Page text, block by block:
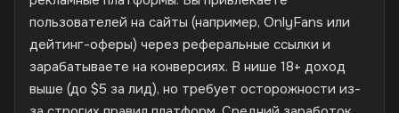
пользователей на сайты (например, OnlyFans или
дейтинг-оферы) через реферальные ссылки и
зарабатываете на конверсиях. В нише 18+ доход
выше (до $5 за лид), но требует осторожности из-